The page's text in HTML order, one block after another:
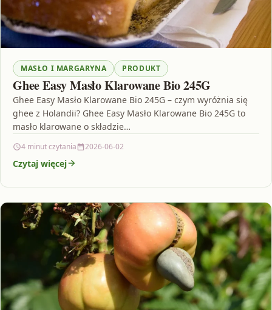
MASŁO I MARGARYNA PRODUKT
Ghee Easy Masło Klarowane Bio 245G
Ghee Easy Masło Klarowane Bio 245G – czym wyróżnia się
ghee z Holandii? Ghee Easy Masło Klarowane Bio 245G to
masło klarowane o składzie…
4 minut czytania 2026-06-02
Czytaj więcej